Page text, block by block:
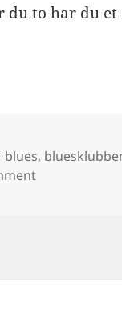
du to har du
Tags
blues,
on Tomt for